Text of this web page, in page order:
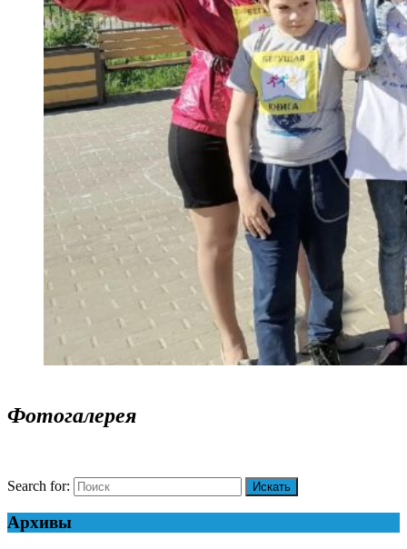
Фотогалерея
Search for:
Архивы